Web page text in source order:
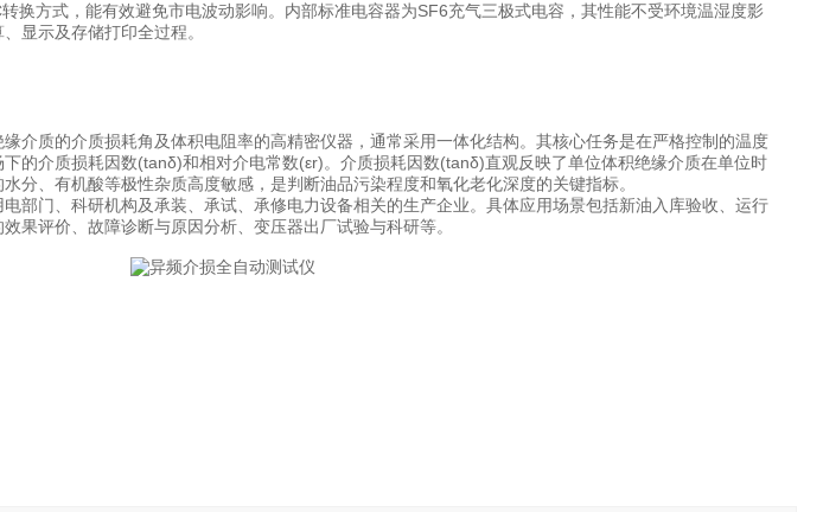
换方式，能有效避免市电波动影响。内部标准电容器为SF6充气三极式电容，其性能不受环境温湿度影
显示及存储打印全过程。
介质的介质损耗角及体积电阻率的高精密仪器，通常采用一体化结构。其核心任务是在严格控制的温度
的介质损耗因数(tanδ)和相对介电常数(εr)。介质损耗因数(tanδ)直观反映了单位体积绝缘介质在单位时
分、有机酸等极性杂质高度敏感，是判断油品污染程度和氧化老化深度的关键指标。
部门、科研机构及承装、承试、承修电力设备相关的生产企业。具体应用场景包括新油入库验收、运行
果评价、故障诊断与原因分析、变压器出厂试验与科研等。